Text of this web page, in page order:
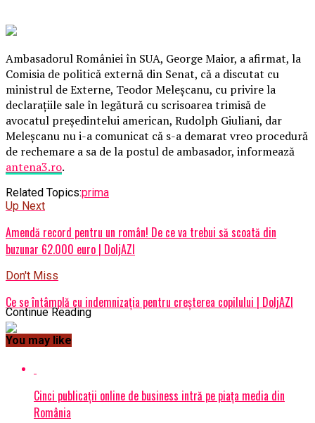
Ambasadorul României în SUA, George Maior, a afirmat, la
Comisia de politică externă din Senat, că a discutat cu
ministrul de Externe, Teodor Meleşcanu, cu privire la
declaraţiile sale în legătură cu scrisoarea trimisă de
avocatul preşedintelui american, Rudolph Giuliani, dar
Meleşcanu nu i-a comunicat că s-a demarat vreo procedură
de rechemare a sa de la postul de ambasador, informează
antena3.ro.
Related Topics:prima
Up Next
Amendă record pentru un român! De ce va trebui să scoată din
buzunar 62.000 euro | DoljAZI
Don't Miss
Ce se întâmplă cu indemnizația pentru creșterea copilului | DoljAZI
Continue Reading
You may like
Cinci publicații online de business intră pe piața media din
România